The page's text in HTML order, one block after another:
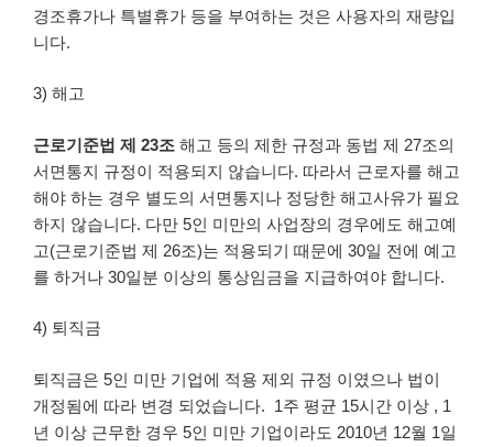
경조휴가나 특별휴가 등을 부여하는 것은 사용자의 재량입
니다.
3) 해고
근로기준법 제 23조 해고 등의 제한 규정과 동법 제 27조의
서면통지 규정이 적용되지 않습니다. 따라서 근로자를 해고
해야 하는 경우 별도의 서면통지나 정당한 해고사유가 필요
하지 않습니다. 다만 5인 미만의 사업장의 경우에도 해고예
고(근로기준법 제 26조)는 적용되기 때문에 30일 전에 예고
를 하거나 30일분 이상의 통상임금을 지급하여야 합니다.
4) 퇴직금
퇴직금은 5인 미만 기업에 적용 제외 규정 이였으나 법이
개정됨에 따라 변경 되었습니다. 1주 평균 15시간 이상 , 1
년 이상 근무한 경우 5인 미만 기업이라도 2010년 12월 1일